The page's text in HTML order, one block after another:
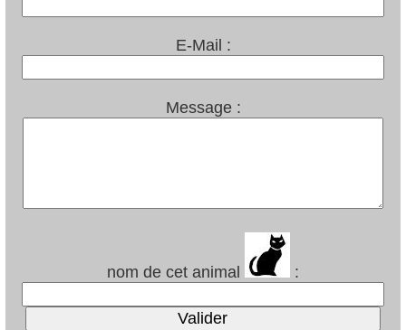
E-Mail :
Message :
nom de cet animal :